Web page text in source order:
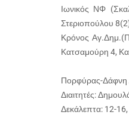
Ιωνικός ΝΦ
Στεριοπούλου
Κρόνος
Κατσαμούρη 4,
Πορφύρας-Δάφνη
Διαιτητές:
Δεκάλεπτα: 12-